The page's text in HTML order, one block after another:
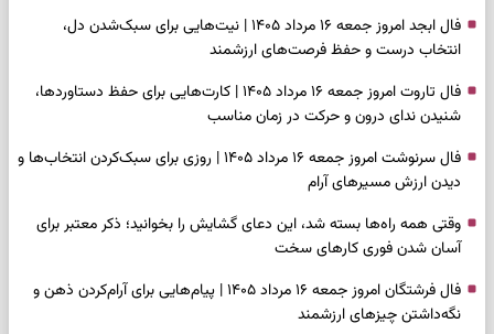
فال ابجد امروز جمعه ۱۶ مرداد ۱۴۰۵ | نیت‌هایی برای سبک‌شدن دل،
انتخاب درست و حفظ فرصت‌های ارزشمند
فال تاروت امروز جمعه ۱۶ مرداد ۱۴۰۵ | کارت‌هایی برای حفظ دستاوردها،
شنیدن ندای درون و حرکت در زمان مناسب
فال سرنوشت امروز جمعه ۱۶ مرداد ۱۴۰۵ | روزی برای سبک‌کردن انتخاب‌ها و
دیدن ارزش مسیرهای آرام
وقتی همه راه‌ها بسته شد، این دعای گشایش را بخوانید؛ ذکر معتبر برای
آسان شدن فوری کارهای سخت
فال فرشتگان امروز جمعه ۱۶ مرداد ۱۴۰۵ | پیام‌هایی برای آرام‌کردن ذهن و
نگه‌داشتن چیزهای ارزشمند